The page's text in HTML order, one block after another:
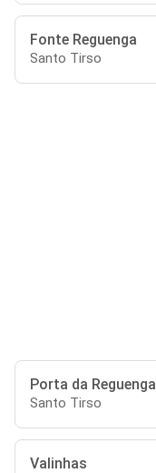
Fonte Reguenga
Santo Tirso
Porta da Reguenga
Santo Tirso
Valinhas